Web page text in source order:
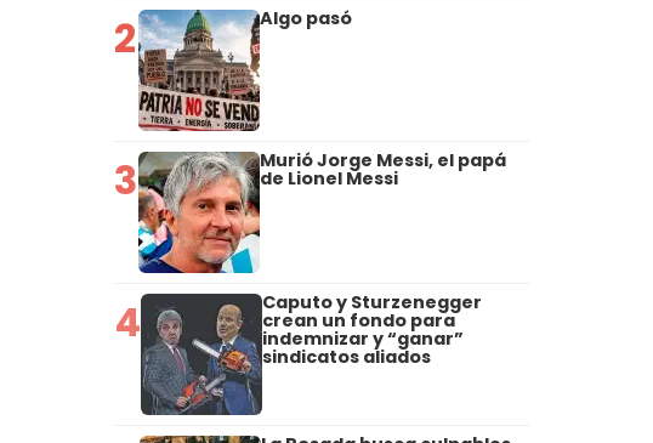
2 Algo pasó
3 Murió Jorge Messi, el papá
de Lionel Messi
4 Caputo y Sturzenegger
crean un fondo para
indemnizar y “ganar”
sindicatos aliados